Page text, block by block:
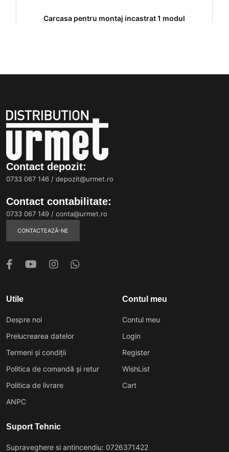
Carcasa pentru montaj incastrat 1 modul
Contact depozit:
0733 067 146 / depozit@urmet.ro
Contact contabilitate:
0733 067 149 / conta@urmet.ro
CONTACTEAZĂ-NE
Utile
Despre noi
Prelucrearea datelor
Termeni și condiții
Politica de comandă și retur
Politica de livrare
ANPC
Contul meu
Contul meu
Login
Register
WishList
Cart
Suport Tehnic
Supraveghere si antincendiu: 0726371422